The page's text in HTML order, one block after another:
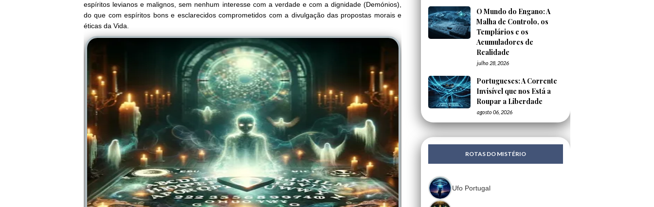
espíritos levianos e malignos, sem nenhum interesse com a verdade e com a dignidade (Demónios),
do que com espíritos bons e esclarecidos comprometidos com a divulgação das propostas morais e
éticas da Vida.
O Mundo do Engano: A
Malha de Controlo, os
Templários e os
Acumuladores de
Realidade
julho 28, 2026
Portugueses: A Corrente
Invisível que nos Está a
Roupar a Liberdade
agosto 06, 2026
ROTAS DO MISTÉRIO
Ufo Portugal